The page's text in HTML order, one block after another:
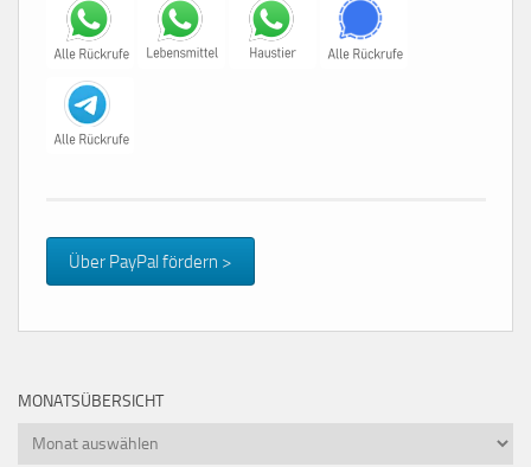
Über PayPal fördern >
MONATSÜBERSICHT
Monatsübersicht